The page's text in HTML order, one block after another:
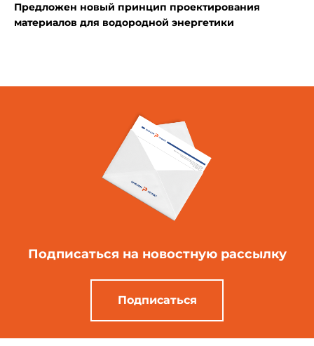
Предложен новый принцип проектирования
материалов для водородной энергетики
Подписаться на новостную рассылку
Подписаться